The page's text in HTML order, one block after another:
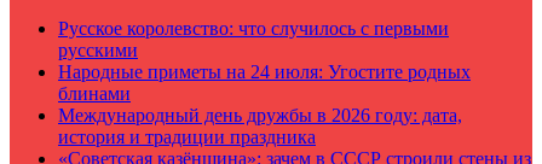
Русское королевство: что случилось с первыми
русскими
Народные приметы на 24 июля: Угостите родных
блинами
Международный день дружбы в 2026 году: дата,
история и традиции праздника
«Советская казёнщина»: зачем в СССР строили стены из